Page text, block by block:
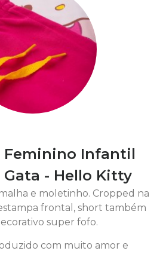
Feminino Infantil
Gata - Hello Kitty
e moletinho. Cropped na
frontal, short também
super fofo.
com muito amor e